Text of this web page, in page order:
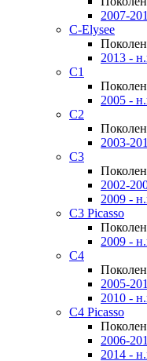
2007-
C-Elysee
2013 -
C1
2005 -
C2
2003-
C3
2002-
2009 -
C3 Picasso
2009 -
C4
2005-
2010 -
C4 Picasso
2006-
2014 -